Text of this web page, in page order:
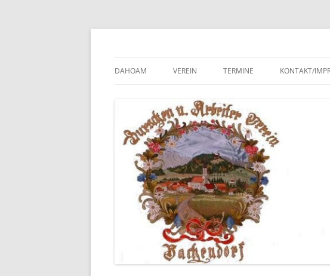
Zum
DAHOAM VEREIN
SATZUNG
CHRONIK
TERMINE KONTAKT/